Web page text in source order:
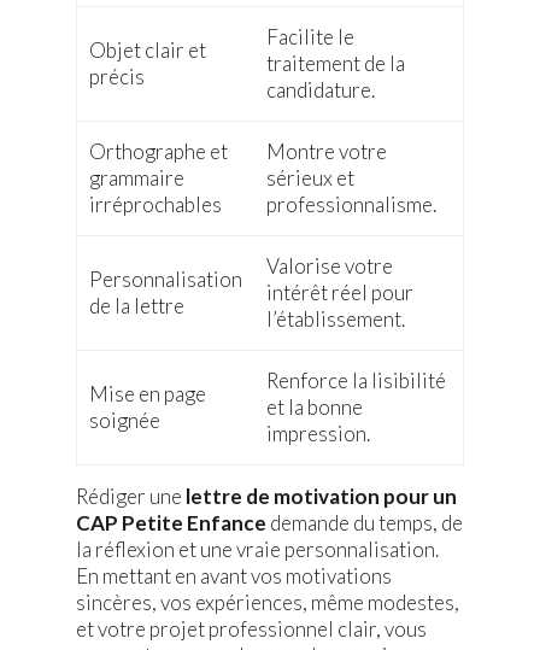
Objet clair et
précis
Facilite le
traitement de la
candidature.
Orthographe et
grammaire
irréprochables
Montre votre
sérieux et
professionnalisme.
Personnalisation
de la lettre
Valorise votre
intérêt réel pour
l’établissement.
Mise en page
soignée
Renforce la lisibilité
et la bonne
impression.
Rédiger une lettre de motivation pour un
CAP Petite Enfance demande du temps, de
la réflexion et une vraie personnalisation.
En mettant en avant vos motivations
sincères, vos expériences, même modestes,
et votre projet professionnel clair, vous